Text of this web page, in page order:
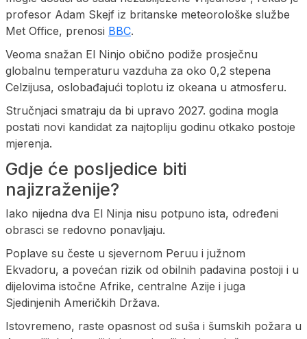
profesor Adam Skejf iz britanske meteorološke službe
Met Office, prenosi BBC.
Veoma snažan El Ninjo obično podiže prosječnu
globalnu temperaturu vazduha za oko 0,2 stepena
Celzijusa, oslobađajući toplotu iz okeana u atmosferu.
Stručnjaci smatraju da bi upravo 2027. godina mogla
postati novi kandidat za najtopliju godinu otkako postoje
mjerenja.
Gdje će posljedice biti
najizraženije?
Iako nijedna dva El Ninja nisu potpuno ista, određeni
obrasci se redovno ponavljaju.
Poplave su česte u sjevernom Peruu i južnom
Ekvadoru, a povećan rizik od obilnih padavina postoji i u
dijelovima istočne Afrike, centralne Azije i juga
Sjedinjenih Američkih Država.
Istovremeno, raste opasnost od suša i šumskih požara u